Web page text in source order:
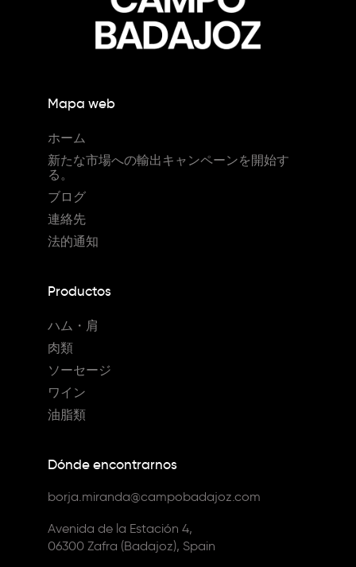
Mapa web
ホーム
新たな市場への輸出キャンペーンを開始す
る。
ブログ
連絡先
法的通知
Productos
ハム・肩
肉類
ソーセージ
ワイン
油脂類
Dónde encontrarnos
borja.miranda@campobadajoz.com
Avenida de la Estación 4,
06300 Zafra (Badajoz), Spain